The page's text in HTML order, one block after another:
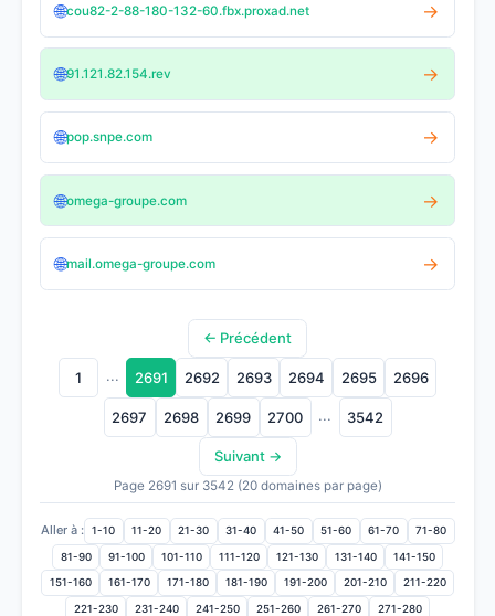
🌐cou82-2-88-180-132-60.fbx.proxad.net →
🌐91.121.82.154.rev →
🌐pop.snpe.com →
🌐omega-groupe.com →
🌐mail.omega-groupe.com →
← Précédent
1 ... 2691 2692 2693 2694 2695 2696
2697 2698 2699 2700 ... 3542
Suivant →
Page 2691 sur 3542 (20 domaines par page)
Aller à : 1-10 11-20 21-30 31-40 41-50 51-60 61-70 71-80
81-90 91-100 101-110 111-120 121-130 131-140 141-150
151-160 161-170 171-180 181-190 191-200 201-210 211-220
221-230 231-240 241-250 251-260 261-270 271-280